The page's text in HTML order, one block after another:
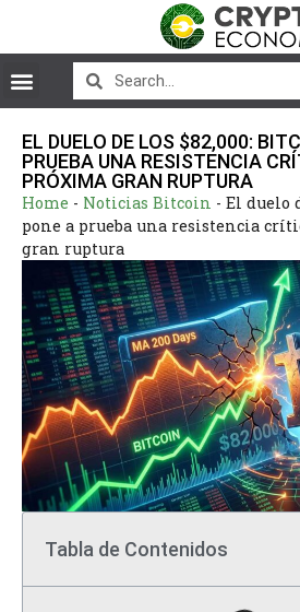
EL DUELO DE LOS $82,000:
PRUEBA UNA RESISTENCIA
PRÓXIMA GRAN RUPTURA
Home - Noticias Bitcoin - El duelo
pone a prueba una resistencia
gran ruptura
Tabla de Contenidos